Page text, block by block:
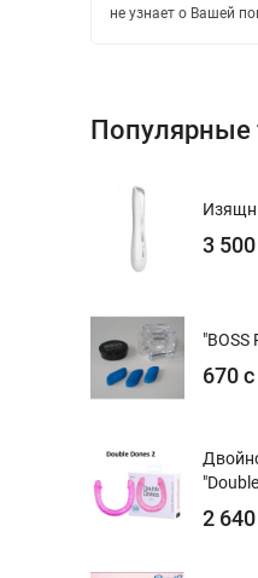
не узнает о Вашей
Популярные
3
"BOSS
670 с
2